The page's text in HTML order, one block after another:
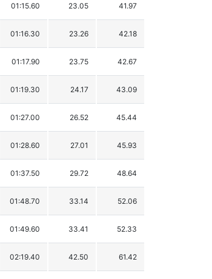
01:15.60 23.05 41.97
01:16.30 23.26 42.18
01:17.90 23.75 42.67
01:19.30 24.17 43.09
01:27.00 26.52 45.44
01:28.60 27.01 45.93
01:37.50 29.72 48.64
01:48.70 33.14 52.06
01:49.60 33.41 52.33
02:19.40 42.50 61.42